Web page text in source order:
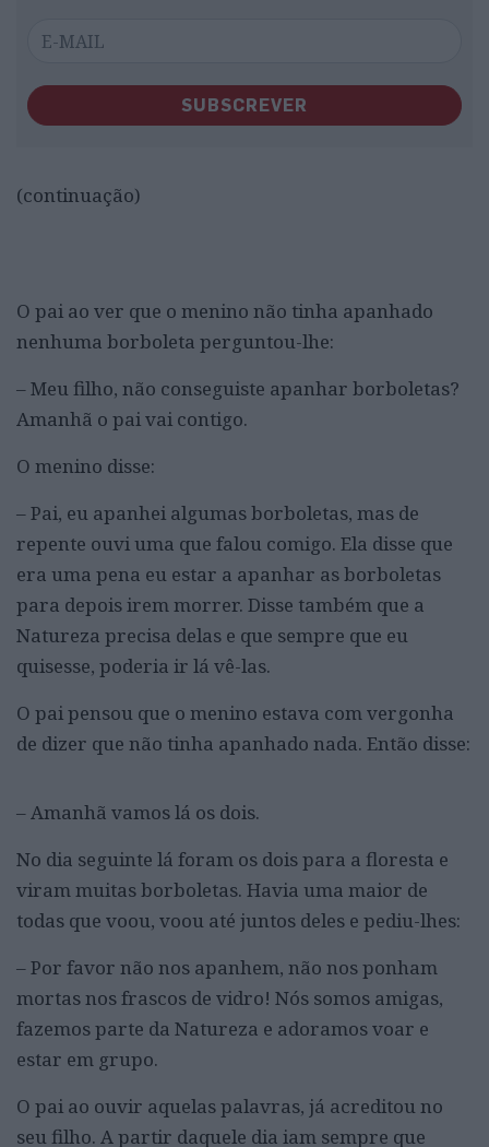
SUBSCREVER
(continuação)
O pai ao ver que o menino não tinha apanhado
nenhuma borboleta perguntou-lhe:
– Meu filho, não conseguiste apanhar borboletas?
Amanhã o pai vai contigo.
O menino disse:
– Pai, eu apanhei algumas borboletas, mas de
repente ouvi uma que falou comigo. Ela disse que
era uma pena eu estar a apanhar as borboletas
para depois irem morrer. Disse também que a
Natureza precisa delas e que sempre que eu
quisesse, poderia ir lá vê-las.
O pai pensou que o menino estava com vergonha
de dizer que não tinha apanhado nada. Então disse:
– Amanhã vamos lá os dois.
No dia seguinte lá foram os dois para a floresta e
viram muitas borboletas. Havia uma maior de
todas que voou, voou até juntos deles e pediu-lhes:
– Por favor não nos apanhem, não nos ponham
mortas nos frascos de vidro! Nós somos amigas,
fazemos parte da Natureza e adoramos voar e
estar em grupo.
O pai ao ouvir aquelas palavras, já acreditou no
seu filho. A partir daquele dia iam sempre que